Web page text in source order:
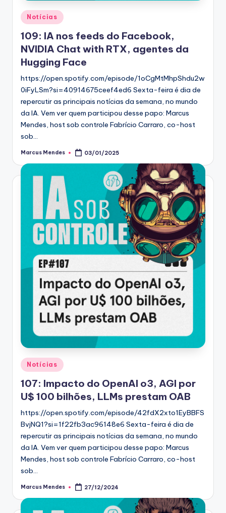
Posted
in
Notícias
109: IA nos feeds do Facebook,
NVIDIA Chat with RTX, agentes da
Hugging Face
https://open.spotify.com/episode/1oCgMtMhpShdu2w
0iFyLSm?si=40914675ceef4ed6 Sexta-feira é dia de
repercutir as principais notícias da semana, no mundo
da IA. Vem ver quem participou desse papo: Marcus
Mendes, host sob controle Fabrício Carraro, co-host
sob…
Posted
Marcus Mendes 03/01/2025
Posted
in
Notícias
107: Impacto do OpenAI o3, AGI por
U$ 100 bilhões, LLMs prestam OAB
https://open.spotify.com/episode/42fdX2xto1EyBBFS
BvjNQ1?si=1f22fb3ac96148e6 Sexta-feira é dia de
repercutir as principais notícias da semana, no mundo
da IA. Vem ver quem participou desse papo: Marcus
Mendes, host sob controle Fabrício Carraro, co-host
sob…
Posted
Marcus Mendes 27/12/2024